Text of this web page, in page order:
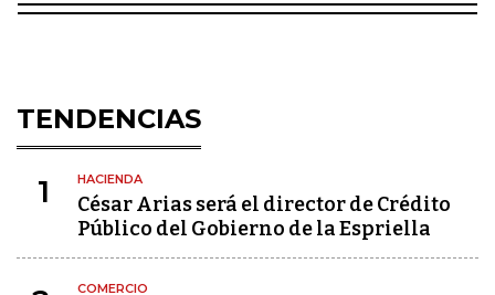
TENDENCIAS
1 HACIENDA
César Arias será el director de Crédito
Público del Gobierno de la Espriella
COMERCIO